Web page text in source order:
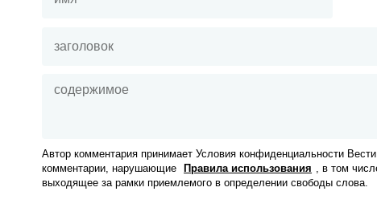
Автор комментария принимает Условия конфиденциальности
комментарии, нарушающие
Правила использования , в том
выходящее за рамки приемлемого в определении свободы слова.